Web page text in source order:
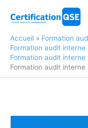
Accueil
Formation
Formation audit interne
Formation audit
Formation audit interne